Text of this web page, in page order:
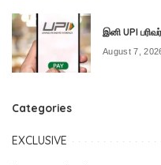
இனி UPI
August 7,
Categories
EXCLUSIVE